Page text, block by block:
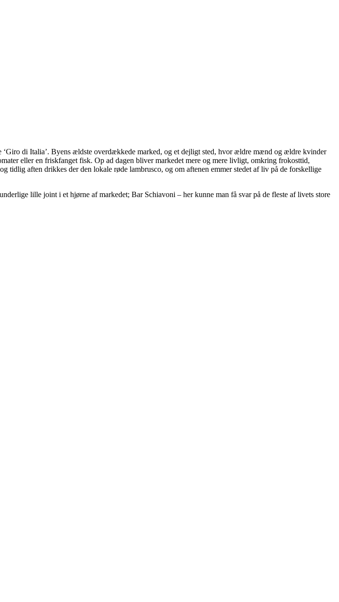
di Italia’. Byens ældste overdækkede marked, og et dejligt sted, hvor ældre mænd og ældre kvinder
eller en friskfanget fisk. Op ad dagen bliver markedet mere og mere livligt, omkring frokosttid,
tidlig aften drikkes der den lokale røde lambrusco, og om aftenen emmer stedet af liv på de forskellige
lille joint i et hjørne af markedet; Bar Schiavoni – her kunne man få svar på de fleste af livets store